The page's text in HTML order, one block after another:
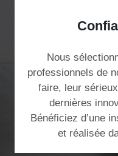
Nous
professionnels de
faire, leur
dernières
Bénéficiez d’une
et réalisée